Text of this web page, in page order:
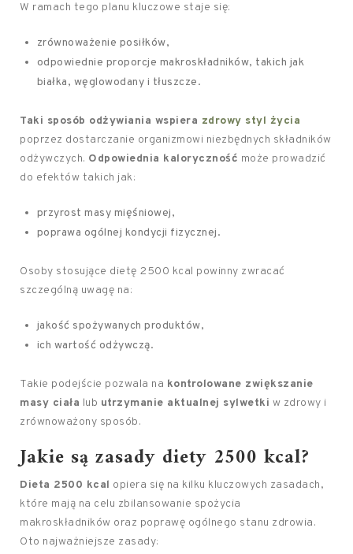
W ramach tego planu kluczowe staje się:
zrównoważenie posiłków,
odpowiednie proporcje makroskładników, takich jak
białka, węglowodany i tłuszcze.
Taki sposób odżywiania wspiera zdrowy styl życia
poprzez dostarczanie organizmowi niezbędnych składników
odżywczych. Odpowiednia kaloryczność może prowadzić
do efektów takich jak:
przyrost masy mięśniowej,
poprawa ogólnej kondycji fizycznej.
Osoby stosujące dietę 2500 kcal powinny zwracać
szczególną uwagę na:
jakość spożywanych produktów,
ich wartość odżywczą.
Takie podejście pozwala na kontrolowane zwiększanie
masy ciała lub utrzymanie aktualnej sylwetki w zdrowy i
zrównoważony sposób.
Jakie są zasady diety 2500 kcal?
Dieta 2500 kcal opiera się na kilku kluczowych zasadach,
które mają na celu zbilansowanie spożycia
makroskładników oraz poprawę ogólnego stanu zdrowia.
Oto najważniejsze zasady: